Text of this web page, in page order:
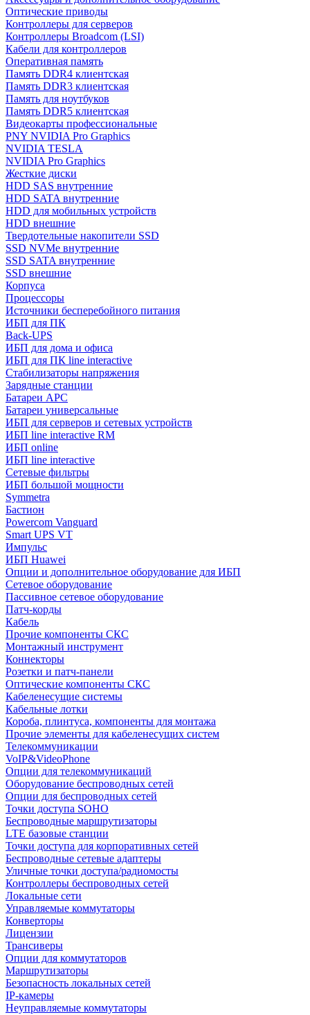
Оптические приводы
Контроллеры для серверов
Контроллеры Broadcom (LSI)
Кабели для контроллеров
Оперативная память
Память DDR4 клиентская
Память DDR3 клиентская
Память для ноутбуков
Память DDR5 клиентская
Видеокарты профессиональные
PNY NVIDIA Pro Graphics
NVIDIA TESLA
NVIDIA Pro Graphics
Жесткие диски
HDD SAS внутренние
HDD SATA внутренние
HDD для мобильных устройств
HDD внешние
Твердотельные накопители SSD
SSD NVMe внутренние
SSD SATA внутренние
SSD внешние
Корпуса
Процессоры
Источники бесперебойного питания
ИБП для ПК
Back-UPS
ИБП для дома и офиса
ИБП для ПК linе interactive
Стабилизаторы напряжения
Зарядные станции
Батареи APC
Батареи универсальные
ИБП для серверов и сетевых устройств
ИБП line interactive RM
ИБП online
ИБП linе interactive
Сетевые фильтры
ИБП большой мощности
Symmetra
Бастион
Powercom Vanguard
Smart UPS VT
Импульс
ИБП Huawei
Опции и дополнительное оборудование для ИБП
Сетевое оборудование
Пассивное сетевое оборудование
Патч-корды
Кабель
Прочие компоненты СКС
Монтажный инструмент
Коннекторы
Розетки и патч-панели
Оптические компоненты СКС
Кабеленесущие системы
Кабельные лотки
Короба, плинтуса, компоненты для монтажа
Прочие элементы для кабеленесущих систем
Телекоммуникации
VoIP&VideoPhone
Опции для телекоммуникаций
Оборудование беспроводных сетей
Опции для беспроводных сетей
Точки доступа SOHO
Беспроводные маршрутизаторы
LTE базовые станции
Точки доступа для корпоративных сетей
Беспроводные сетевые адаптеры
Уличные точки доступа/радиомосты
Контроллеры беспроводных сетей
Локальные сети
Управляемые коммутаторы
Конверторы
Лицензии
Трансиверы
Опции для коммутаторов
Маршрутизаторы
Безопасность локальных сетей
IP-камеры
Неуправляемые коммутаторы